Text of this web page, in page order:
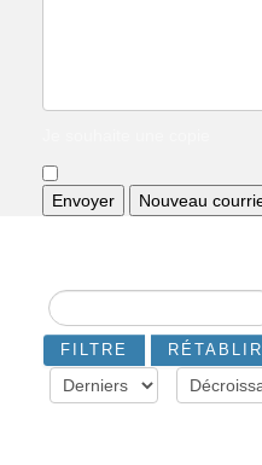
RÉTABLIR